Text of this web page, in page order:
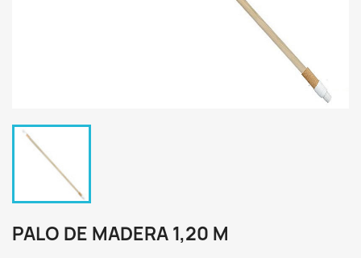
PALO DE MADERA 1,20 M